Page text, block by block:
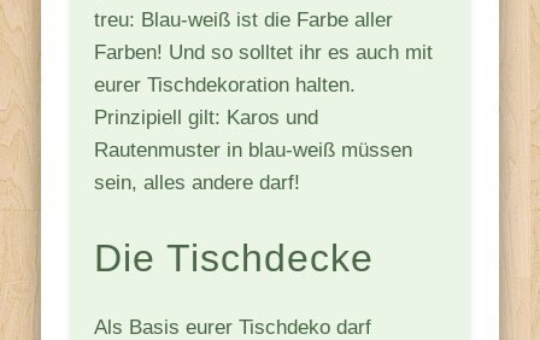
treu: Blau-weiß ist die Farbe aller
Farben! Und so solltet ihr es auch mit
eurer Tischdekoration halten.
Prinzipiell gilt: Karos und
Rautenmuster in blau-weiß müssen
sein, alles andere darf!
Die Tischdecke
Als Basis eurer Tischdeko darf